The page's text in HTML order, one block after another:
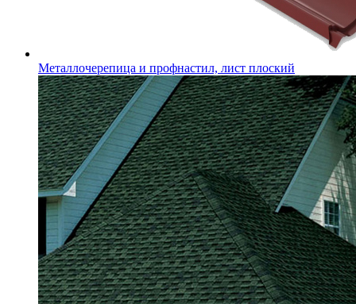
Металлочерепица и профнастил, лист плоский